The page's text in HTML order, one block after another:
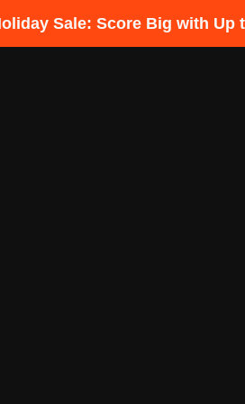
Sale: Score Big with Up